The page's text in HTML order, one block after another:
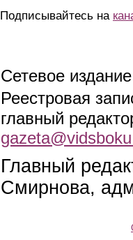
Подписывайтесь на
Сетевое
Реестровая
главный
Главный
Смирнова,